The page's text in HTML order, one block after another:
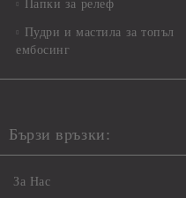
Папки за релеф
Пудри и мастила за топъл
ембосинг
Бързи връзки:
За Нас